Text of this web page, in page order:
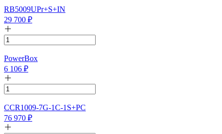
RB5009UPr+S+IN
29 700 ₽
PowerBox
6 106 ₽
CCR1009-7G-1C-1S+PC
76 970 ₽